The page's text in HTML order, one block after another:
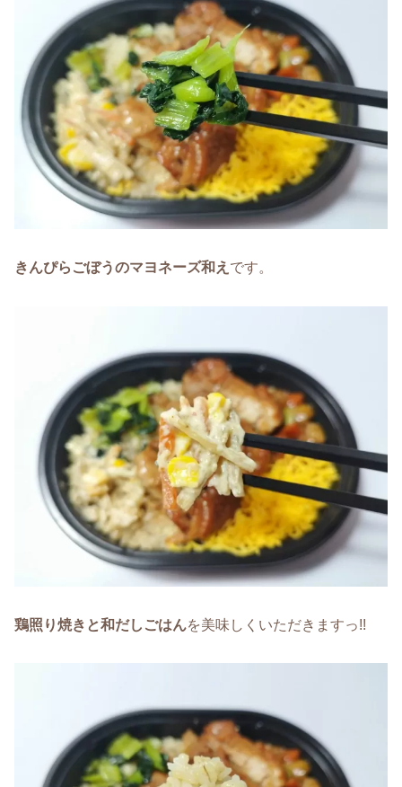
きんぴらごぼうのマヨネーズ和え です。
鶏照り焼きと和だしごはんを美味しくいただきますっ!!